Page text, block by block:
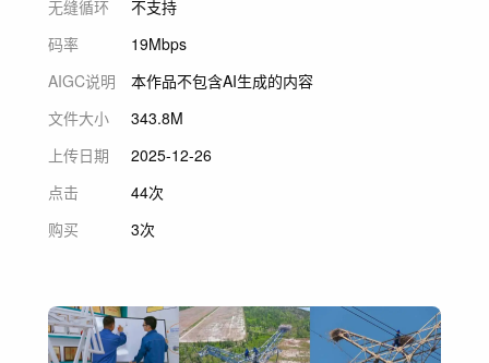
无缝循环
不支持
码率
19Mbps
AIGC说明
本作品不包含AI生成的内容
文件大小
343.8M
上传日期
2025-12-26
点击
44次
购买
3次